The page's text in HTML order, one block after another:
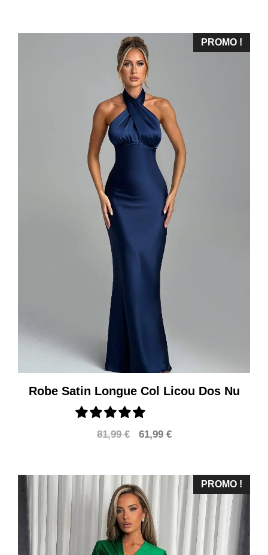
PROMO !
Robe Satin Longue Col Licou Dos Nu
81,99€
Le
était :
81,99 €.
61,99 €Le
est :
61,99 €.
PROMO !